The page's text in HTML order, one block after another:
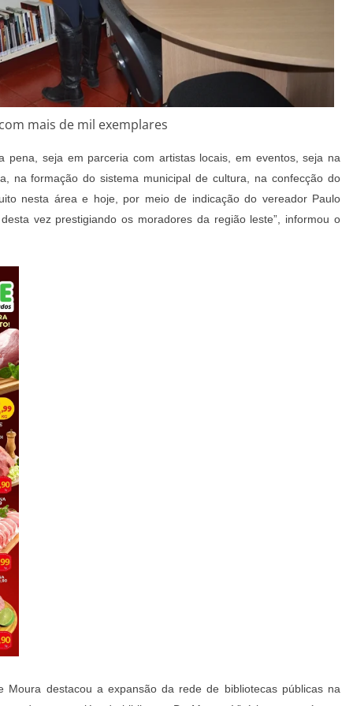
mais de mil exemplares
pena, seja em parceria com artistas locais, em eventos, seja na
na formação do sistema municipal de cultura, na confecção do
nesta área e hoje, por meio de indicação do vereador Paulo
vez prestigiando os moradores da região leste”, informou o
Moura destacou a expansão da rede de bibliotecas públicas na